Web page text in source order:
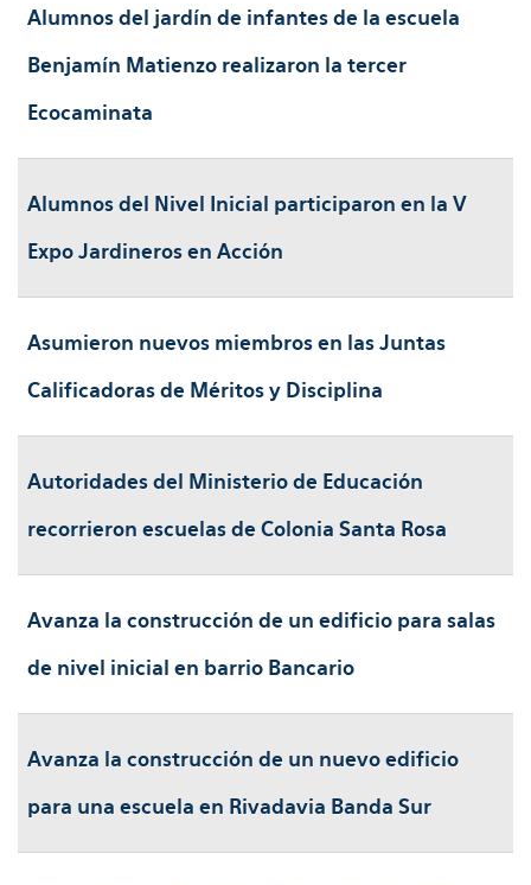
Alumnos del jardín de infantes de la escuela
Benjamín Matienzo realizaron la tercer
Ecocaminata
Alumnos del Nivel Inicial participaron en la V
Expo Jardineros en Acción
Asumieron nuevos miembros en las Juntas
Calificadoras de Méritos y Disciplina
Autoridades del Ministerio de Educación
recorrieron escuelas de Colonia Santa Rosa
Avanza la construcción de un edificio para salas
de nivel inicial en barrio Bancario
Avanza la construcción de un nuevo edificio
para una escuela en Rivadavia Banda Sur